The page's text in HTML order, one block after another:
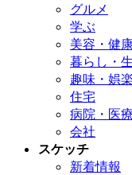
グルメ
学ぶ
美容・健
暮らし・
趣味・娯楽
住宅
病院・医療
会社
スケッチ
新着情報